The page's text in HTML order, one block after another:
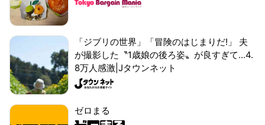
「ジブリの世界」「冒険のはじまりだ!」 夫
が撮影した〝1歳娘の後ろ姿〟が良すぎて...4.
8万人感激|Jタウンネット
ゼロまる